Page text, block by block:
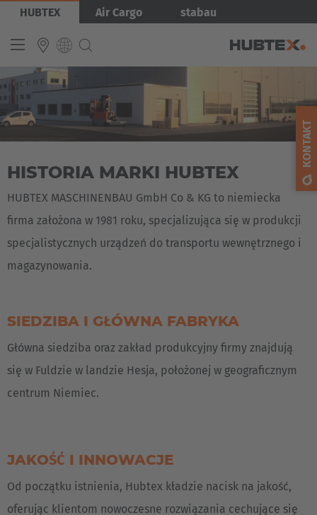
Przejdź
treści
HUBTEX Air Cargo stabau
INTERNATIONAL
English
Español
Français
Obraz
HISTORIA MARKI HUBTEX
HUBTEX MASCHINENBAU GmbH Co & KG to niemiecka
firma założona w 1981 roku, specjalizująca się w produkcji
specjalistycznych urządzeń do transportu wewnętrznego i
magazynowania.
SIEDZIBA I GŁÓWNA FABRYKA
Główna siedziba oraz zakład produkcyjny firmy znajdują
się w Fuldzie w landzie Hesja, położonej w geograficznym
centrum Niemiec.
JAKOŚĆ I INNOWACJE
Od początku istnienia, Hubtex kładzie nacisk na jakość,
oferując klientom nowoczesne rozwiązania cechujące się
KONTAKT